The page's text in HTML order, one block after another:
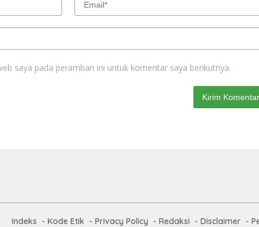
saya pada peramban ini untuk komentar saya berikutnya.
Indeks Kode Etik Privacy Policy Redaksi Disclaimer